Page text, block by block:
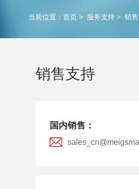
当前位置： 首页 > 服务支持 > 销
销售支持
国内销售：